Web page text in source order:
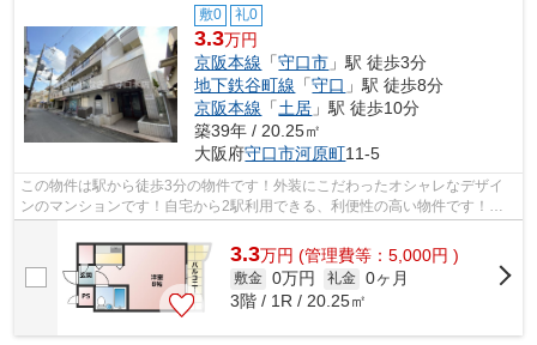
敷0 礼0
3.3万円
京阪本線 「守口市 」駅 徒歩3分
地下鉄谷町線 「守口 」駅 徒歩8分
京阪本線 「土居 」駅 徒歩10分
築39年 / 20.25㎡
大阪府守口市河原町11-5
この物件は駅から徒歩3分の物件です！外装にこだわったオシャレなデザイ
ンのマンションです！自宅から2駅利用できる、利便性の高い物件です！風
通しが良く真夏の暑い日も快適に過ごせ...
3.3万円 (管理費等：5,000円 )
敷金 0万円 礼金 0ヶ月
3階 / 1R / 20.25㎡